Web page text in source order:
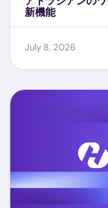
新機能
July 8, 2026